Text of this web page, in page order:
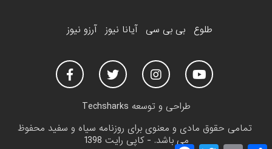
طلوع بی بی سی آیانا نیوز آرزو نیوز
طراحی و توسعه Techsharks
تمامی حقوق مادی و معنوی برای روزنامه سیاه و سفید محفوظ
می باشد. - کاپی رایت 1398